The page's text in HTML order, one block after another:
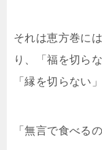
それは恵方巻に
り、「福を切らな
「縁を切らない
「無言で食べる